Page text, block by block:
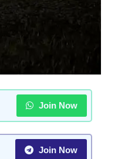
Join Now
Join Now